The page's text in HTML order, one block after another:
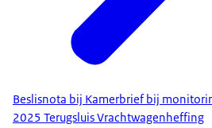
Beslisnota bij Kamerbrief bij
2025 Terugsluis Vrachtwagenheffing